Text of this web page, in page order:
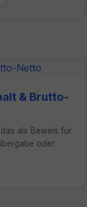
& Brutto-
als Beweis für
oder